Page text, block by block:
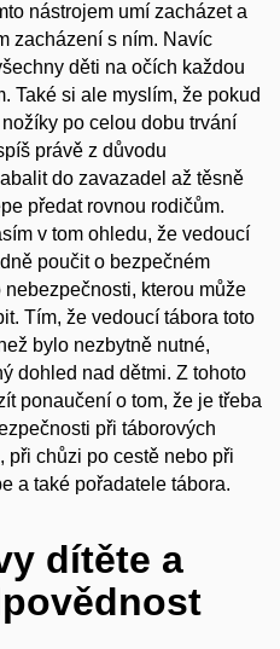
nástrojem umí zacházet a
zacházení s ním. Navíc
děti na očích každou
Také si ale myslím, že pokud
po celou dobu trvání
právě z důvodu
do zavazadel až těsně
předat rovnou rodičům.
v tom ohledu, že vedoucí
poučit o bezpečném
kterou může
Tím, že vedoucí tábora toto
bylo nezbytně nutné,
dohled nad dětmi. Z tohoto
ponaučení o tom, že je třeba
při táborových
při chůzi po cestě nebo při
a také pořadatele tábora.
dítěte a